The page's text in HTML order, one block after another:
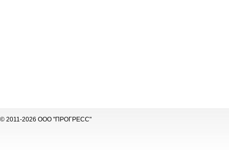
© 2011-2026 ООО "ПРОГРЕСС"